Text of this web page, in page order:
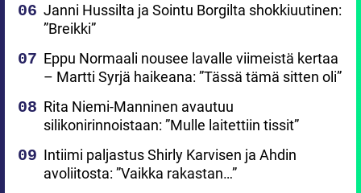
Janni Hussilta ja Sointu Borgilta shokkiuutinen:
”Breikki”
Eppu Normaali nousee lavalle viimeistä kertaa
– Martti Syrjä haikeana: ”Tässä tämä sitten oli”
Rita Niemi-Manninen avautuu
silikonirinnoistaan: ”Mulle laitettiin tissit”
Intiimi paljastus Shirly Karvisen ja Ahdin
avoliitosta: ”Vaikka rakastan…”